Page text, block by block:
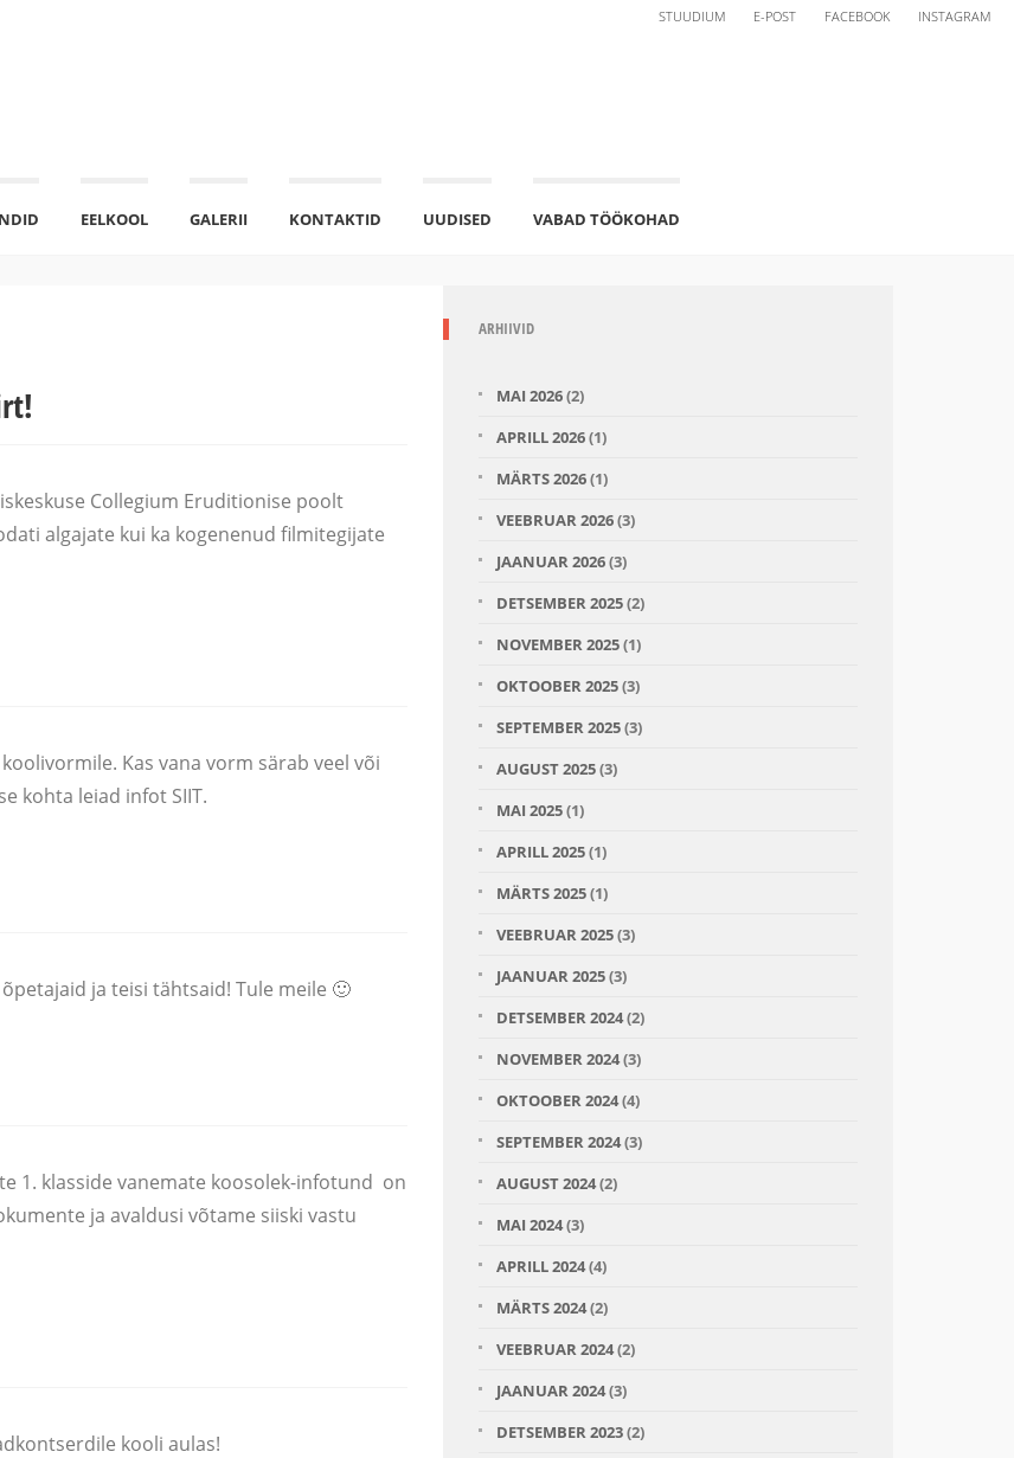
STUUDIUM E-POST FACEBOOK INSTAGRAM
EELKOOL GALERII KONTAKTID UUDISED VABAD TÖÖKOHAD
Collegium Eruditionise poolt
algajate kui ka kogenenud filmitegijate
Kas vana vorm särab veel või
kohta leiad infot SIIT.
ja teisi tähtsaid! Tule meile 🙂
1. klasside vanemate koosolek-infotund on
ja avaldusi võtame siiski vastu
kooli aulas!
ARHIIVID
MAI 2026(2)
APRILL 2026(1)
MÄRTS 2026(1)
VEEBRUAR 2026(3)
JAANUAR 2026(3)
DETSEMBER 2025(2)
NOVEMBER 2025(1)
OKTOOBER 2025(3)
SEPTEMBER 2025(3)
AUGUST 2025(3)
MAI 2025(1)
APRILL 2025(1)
MÄRTS 2025(1)
VEEBRUAR 2025(3)
JAANUAR 2025(3)
DETSEMBER 2024(2)
NOVEMBER 2024(3)
OKTOOBER 2024(4)
SEPTEMBER 2024(3)
AUGUST 2024(2)
MAI 2024(3)
APRILL 2024(4)
MÄRTS 2024(2)
VEEBRUAR 2024(2)
JAANUAR 2024(3)
DETSEMBER 2023(2)